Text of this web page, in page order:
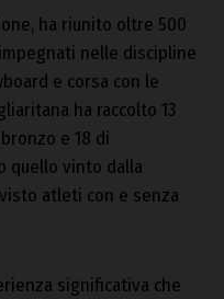
ha riunito oltre 500
nelle discipline
e corsa con le
ha raccolto 13
e 18 di
quello vinto dalla
atleti con e senza
significativa che